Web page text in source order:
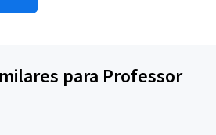
para Professor